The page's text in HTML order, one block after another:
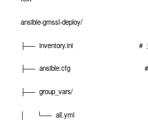
ansible-gmssl-deploy/
├── inventory.ini # 主
├── ansible.cfg #
├── group_vars/
│ └── all.yml # 全局变量